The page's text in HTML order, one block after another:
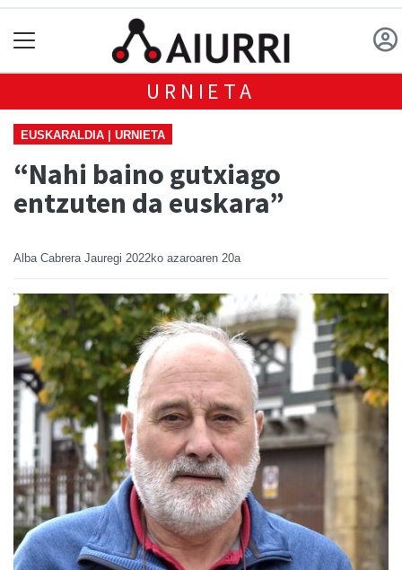
URNIETA
EUSKARALDIA | URNIETA
“Nahi baino gutxiago
entzuten da euskara”
Alba Cabrera Jauregi 2022ko azaroaren 20a